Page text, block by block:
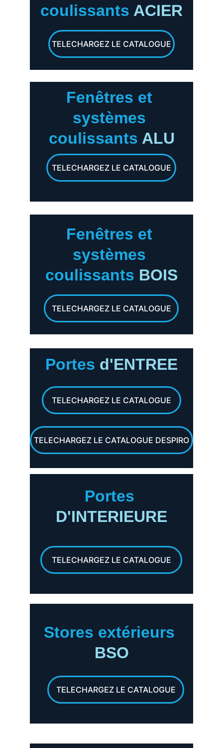
coulissants ACIER
TELECHARGEZ LE CATALOGUE
Fenêtres et
systèmes
coulissants ALU
TELECHARGEZ LE CATALOGUE
Fenêtres et
systèmes
coulissants BOIS
TELECHARGEZ LE CATALOGUE
Portes d'ENTREE
TELECHARGEZ LE CATALOGUE
Portes
D'INTERIEURE
TELECHARGEZ LE CATALOGUE
TELECHARGEZ LE CATALOGUE DESPIRO
Stores extérieurs
BSO
TELECHARGEZ LE CATALOGUE